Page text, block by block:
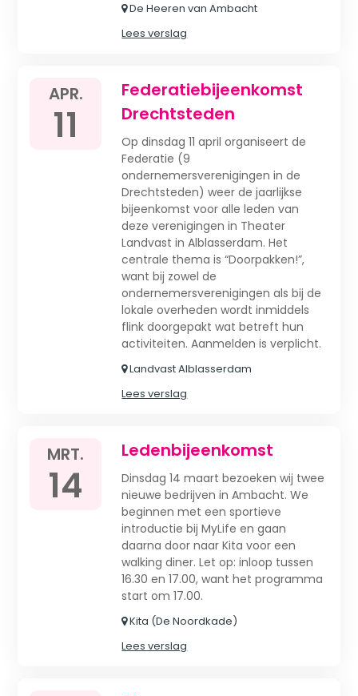
De Heeren van Ambacht
Lees verslag
APR.
11
Federatiebijeenkomst
Drechtsteden
Op dinsdag 11 april organiseert de
Federatie (9
ondernemersverenigingen in de
Drechtsteden) weer de jaarlijkse
bijeenkomst voor alle leden van
deze verenigingen in Theater
Landvast in Alblasserdam. Het
centrale thema is “Doorpakken!”,
want bij zowel de
ondernemersverenigingen als bij de
lokale overheden wordt inmiddels
flink doorgepakt wat betreft hun
activiteiten. Aanmelden is verplicht.
Landvast Alblasserdam
Lees verslag
MRT.
14
Ledenbijeenkomst
Dinsdag 14 maart bezoeken wij twee
nieuwe bedrijven in Ambacht. We
beginnen met een sportieve
introductie bij MyLife en gaan
daarna door naar Kita voor een
walking diner. Let op: inloop tussen
16.30 en 17.00, want het programma
start om 17.00.
Kita (De Noordkade)
Lees verslag